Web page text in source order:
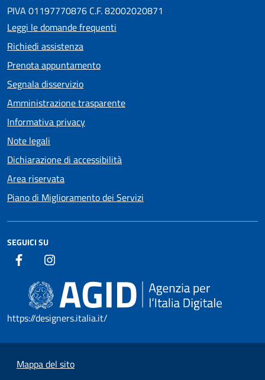
PIVA 01197770876 C.F. 82002020871
Leggi le domande frequenti
Richiedi assistenza
Prenota appuntamento
Segnala disservizio
Amministrazione trasparente
Informativa privacy
Note legali
Dichiarazione di accessibilità
Area riservata
Piano di Miglioramento dei Servizi
SEGUICI SU
https://designers.italia.it/
Mappa del sito